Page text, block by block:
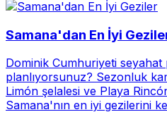
Samana'dan En İyi
Dominik Cumhuriyeti seyahat
planlıyorsunuz? Sezonluk
Limón şelalesi ve Playa
Samana'nın en iyi gezilerini